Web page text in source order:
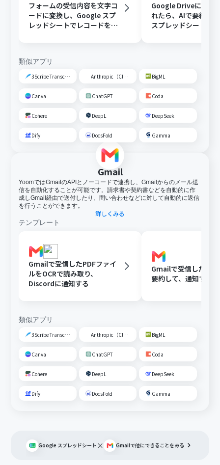
フォームの受信内容を文字コ
ードに変換し、Google スプ
レッドシートでレコードを追
Google Driveに文書
れたら、AIで要約し
スプレッドシートの
類似アプリ
3Scribe Transcription Anthropic（Claude） BigML
Canva ChatGPT Coda
Cohere DeepL DeepSeek
Dify DocsFold Gamma
Gmail
YoomではGmailのAPIとノーコードで連携し、Gmailからのメール送
信を自動化することが可能です。請求書や契約書などを自動的に作
成しGmail経由で送付したり、問い合わせなどに対して自動的に返信
を行うことができます。
詳しくみる
テンプレート
Gmailで受信したPDFファイ
ルをOCRで読み取り、
Discordに通知する
Gmailで受信した内
要約して、通知する
類似アプリ
3Scribe Transcription Anthropic（Claude） BigML
Canva ChatGPT Coda
Cohere DeepL DeepSeek
Dify DocsFold Gamma
Google スプレッドシート × Gmailで他にできることをみる